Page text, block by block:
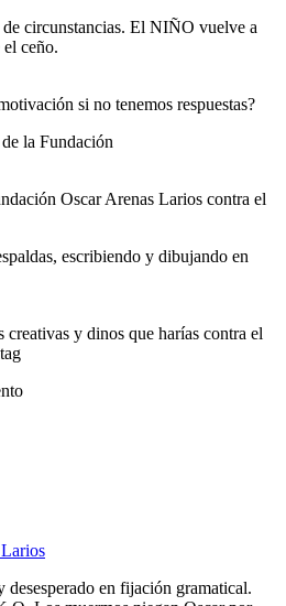
circunstancias. El NIÑO vuelve a
ceño.
si no tenemos respuestas?
la Fundación
Oscar Arenas Larios contra el
escribiendo y dibujando en
creativas y dinos que harías contra el
en fijación gramatical.